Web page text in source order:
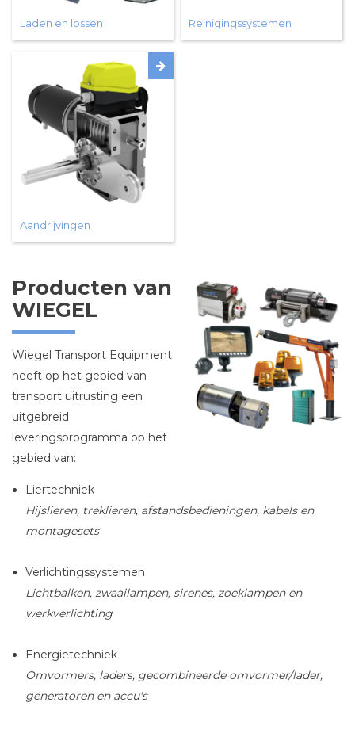
Laden en lossen Reinigingssystemen
Aandrijvingen
Producten van
WIEGEL
Wiegel Transport Equipment
heeft op het gebied van
transport uitrusting een
uitgebreid
leveringsprogramma op het
gebied van:
Liertechniek
Hijslieren, treklieren, afstandsbedieningen, kabels en
montagesets
Verlichtingssystemen
Lichtbalken, zwaailampen, sirenes, zoeklampen en
werkverlichting
Energietechniek
Omvormers, laders, gecombineerde omvormer/lader,
generatoren en accu's